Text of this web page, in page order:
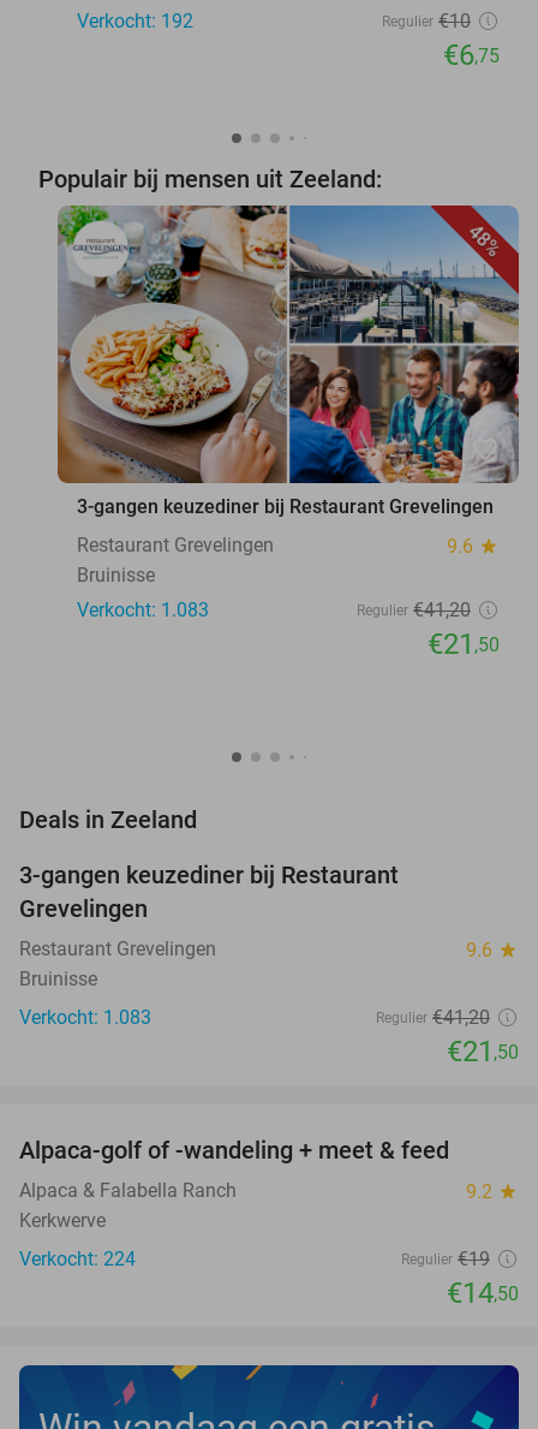
Verkocht: 192 Regulier €10
€6,75
Populair bij mensen uit Zeeland:
48%
favorite_border
3-gangen keuzediner bij Restaurant Grevelingen
Restaurant Grevelingen
9.6 star
Bruinisse
Verkocht: 1.083
Regulier €41,20
€21 ,50
Deals in Zeeland
3-gangen keuzediner bij Restaurant
Grevelingen
Restaurant Grevelingen 9.6 star
Bruinisse
Verkocht: 1.083
Regulier €41,20
€21 ,50
Alpaca-golf of -wandeling + meet & feed
Alpaca & Falabella Ranch 9.2 star
Kerkwerve
Verkocht: 224
Regulier €19
€14,50